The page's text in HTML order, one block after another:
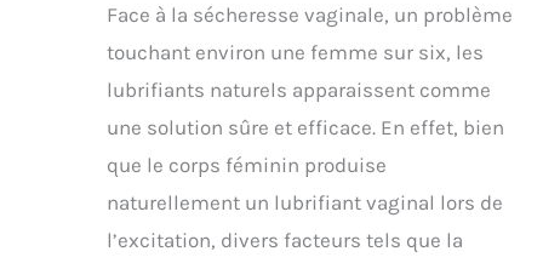
Face à la sécheresse vaginale, un problème
touchant environ une femme sur six, les
lubrifiants naturels apparaissent comme
une solution sûre et efficace. En effet, bien
que le corps féminin produise
naturellement un lubrifiant vaginal lors de
l’excitation, divers facteurs tels que la